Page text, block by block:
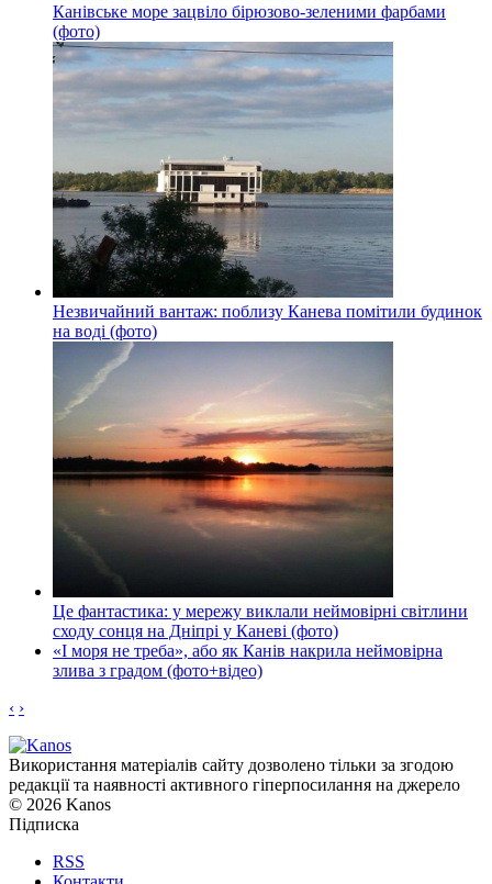
Канівське море зацвіло бірюзово-зеленими фарбами
(фото)
Незвичайний вантаж: поблизу Канева помітили будинок
на воді (фото)
Це фантастика: у мережу виклали неймовірні світлини
сходу сонця на Дніпрі у Каневі (фото)
«І моря не треба», або як Канів накрила неймовірна
злива з градом (фото+відео)
‹ ›
Використання матеріалів сайту дозволено тільки за згодою
редакції та наявності активного гіперпосилання на джерело
© 2026 Kanos
Підписка
RSS